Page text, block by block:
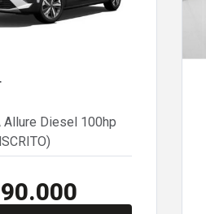
Allure Diesel 100hp